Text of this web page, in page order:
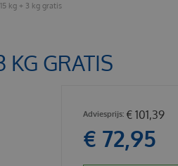
kg + 3 kg gratis
KG GRATIS
€ 101,39
€ 72,95